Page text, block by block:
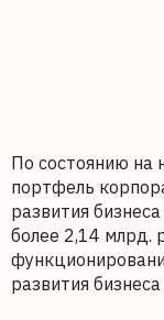
По состоянию на
портфель
развития
более 2,14 млрд.
развития